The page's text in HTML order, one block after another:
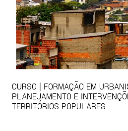
CURSO | FORMAÇÃO EM
PLANEJAMENTO E
TERRITÓRIOS POPULARES